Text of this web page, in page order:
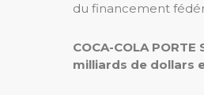
du financement
COCA-COLA PORTE
milliards de dollars